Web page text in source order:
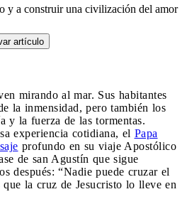
y a construir una civilización del amor
artículo
mirando al mar. Sus habitantes
la inmensidad, pero también los
y la fuerza de las tormentas.
experiencia cotidiana, el Papa
profundo en su viaje Apostólico
de san Agustín que sigue
después: “Nadie puede cruzar el
la cruz de Jesucristo lo lleve en